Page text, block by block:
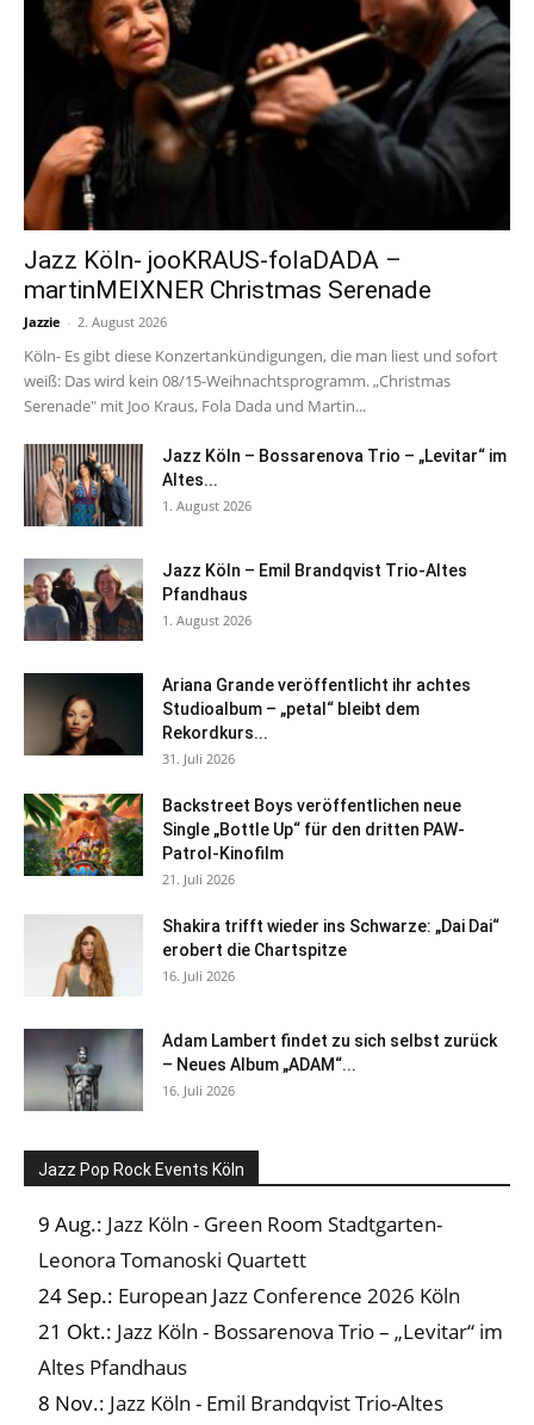
Jazz Köln- jooKRAUS-folaDADA –
martinMEIXNER Christmas Serenade
Jazzie - 2. August 2026
Köln- Es gibt diese Konzertankündigungen, die man liest und sofort
weiß: Das wird kein 08/15-Weihnachtsprogramm. „Christmas
Serenade" mit Joo Kraus, Fola Dada und Martin...
Jazz Köln – Bossarenova Trio – „Levitar“ im
Altes...
1. August 2026
Jazz Köln – Emil Brandqvist Trio-Altes
Pfandhaus
1. August 2026
Ariana Grande veröffentlicht ihr achtes
Studioalbum – „petal“ bleibt dem
Rekordkurs...
31. Juli 2026
Backstreet Boys veröffentlichen neue
Single „Bottle Up“ für den dritten PAW-
Patrol-Kinofilm
21. Juli 2026
Shakira trifft wieder ins Schwarze: „Dai Dai“
erobert die Chartspitze
16. Juli 2026
Adam Lambert findet zu sich selbst zurück
– Neues Album „ADAM“...
16. Juli 2026
Jazz Pop Rock Events Köln
9 Aug.: Jazz Köln - Green Room Stadtgarten-
Leonora Tomanoski Quartett
24 Sep.: European Jazz Conference 2026 Köln
21 Okt.: Jazz Köln - Bossarenova Trio – „Levitar“ im
Altes Pfandhaus
8 Nov.: Jazz Köln - Emil Brandqvist Trio-Altes